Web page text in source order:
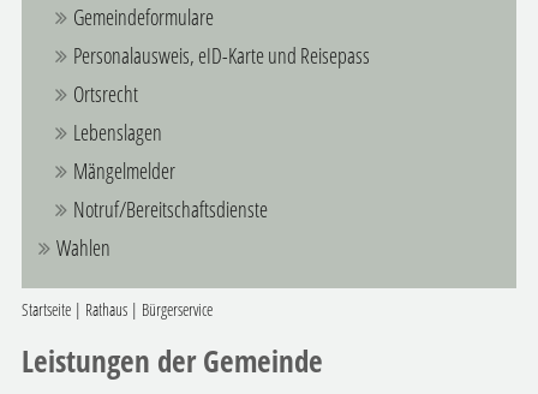
Gemeindeformulare
Personalausweis, eID-Karte und Reisepass
Ortsrecht
Lebenslagen
Mängelmelder
Notruf/Bereitschaftsdienste
Wahlen
Startseite| Rathaus| Bürgerservice
Leistungen der Gemeinde